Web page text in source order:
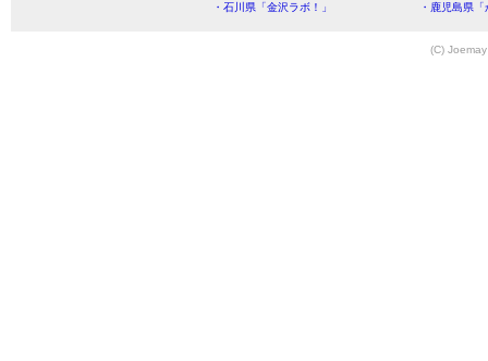
・石川県「金沢ラボ！」
・鹿児島県
(C)